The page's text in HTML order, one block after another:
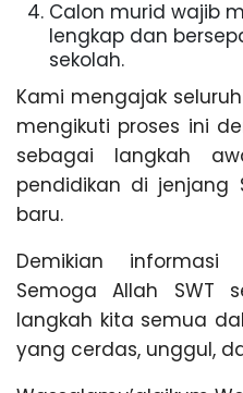
Calon murid wajib
lengkap dan
sekolah.
Kami mengajak
mengikuti proses ini
sebagai langkah
pendidikan di jenjang
baru.
Demikian
Semoga Allah SWT
langkah kita semua
yang cerdas, unggul,